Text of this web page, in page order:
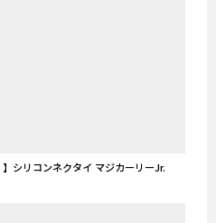
シリコンネクタイ マジカーリーJr.